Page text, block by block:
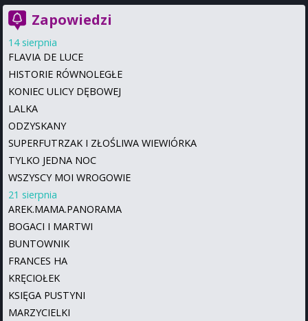
Zapowiedzi
14 sierpnia
FLAVIA DE LUCE
HISTORIE RÓWNOLEGŁE
KONIEC ULICY DĘBOWEJ
LALKA
ODZYSKANY
SUPERFUTRZAK I ZŁOŚLIWA WIEWIÓRKA
TYLKO JEDNA NOC
WSZYSCY MOI WROGOWIE
21 sierpnia
AREK.MAMA.PANORAMA
BOGACI I MARTWI
BUNTOWNIK
FRANCES HA
KRĘCIOŁEK
KSIĘGA PUSTYNI
MARZYCIELKI